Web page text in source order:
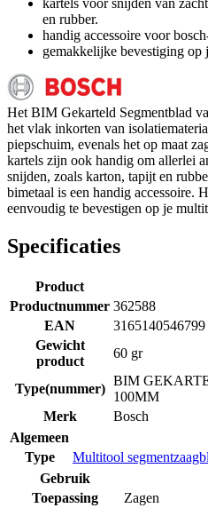
en rubber.
handig accessoire voor
gemakkelijke bevestiging
Het BIM Gekarteld Segmentblad
het vlak inkorten van
piepschuim, evenals het op maat
kartels zijn ook handig om allerlei
snijden, zoals karton, tapijt en
bimetaal is een handig accessoire.
eenvoudig te bevestigen op je
Specificaties
Product
Productnummer 362588
EAN
3165140546799
Gewicht
product
60 gr
Type(nummer)
BIM
100MM
Merk
Bosch
Algemeen
Type
Multitool
Gebruik
Toepassing
Zagen